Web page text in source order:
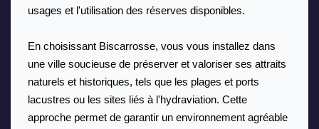
usages et l'utilisation des réserves disponibles.
En choisissant Biscarrosse, vous vous installez dans
une ville soucieuse de préserver et valoriser ses attraits
naturels et historiques, tels que les plages et ports
lacustres ou les sites liés à l'hydraviation. Cette
approche permet de garantir un environnement agréable